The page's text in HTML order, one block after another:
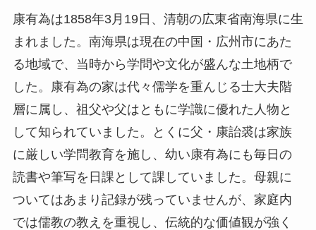
康有為は1858年3月19日、清朝の広東省南海県に生
まれました。南海県は現在の中国・広州市にあた
る地域で、当時から学問や文化が盛んな土地柄で
した。康有為の家は代々儒学を重んじる士大夫階
層に属し、祖父や父はともに学識に優れた人物と
して知られていました。とくに父・康詒裘は家族
に厳しい学問教育を施し、幼い康有為にも毎日の
読書や筆写を日課として課していました。母親に
ついてはあまり記録が残っていませんが、家庭内
では儒教の教えを重視し、伝統的な価値観が強く